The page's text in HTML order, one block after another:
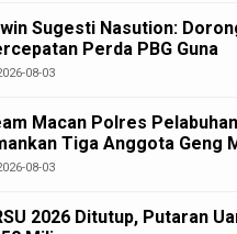
Sugesti Nasution:
Perda PBG Guna
Layanan
08-03
Macan Polres
Tiga Anggota Geng
Pasar 9
08-03
2026 Ditutup, Putaran